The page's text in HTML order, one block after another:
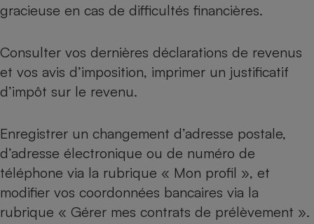
gracieuse en cas de difficultés financières.
Consulter vos dernières déclarations de revenus
et vos avis d’imposition, imprimer un justificatif
d’impôt sur le revenu.
Enregistrer un changement d’adresse postale,
d’adresse électronique ou de numéro de
téléphone via la rubrique « Mon profil », et
modifier vos coordonnées bancaires via la
rubrique « Gérer mes contrats de prélèvement ».